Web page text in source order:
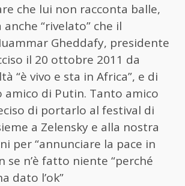
che lui non racconta balle,
“rivelato” che il
Gheddafy, presidente
il 20 ottobre 2011 da
“è vivo e sta in Africa”, e di
amico di Putin. Tanto amico
di portarlo al festival di
a Zelensky e alla nostra
per “annunciare la pace in
se n’è fatto niente “perché
dato l’ok”